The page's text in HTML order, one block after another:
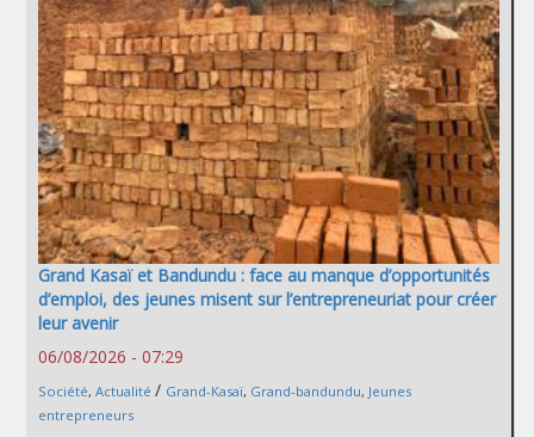
Grand Kasaï et Bandundu : face au manque d’opportunités
d’emploi, des jeunes misent sur l’entrepreneuriat pour créer
leur avenir
06/08/2026 - 07:29
Société, Actualité / Grand-Kasaï, Grand-bandundu, Jeunes
entrepreneurs